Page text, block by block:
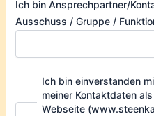
Ich bin Ansprechpartner/
Ausschuss / Gruppe /
Ich bin einverstanden
meiner Kontaktdaten
Webseite